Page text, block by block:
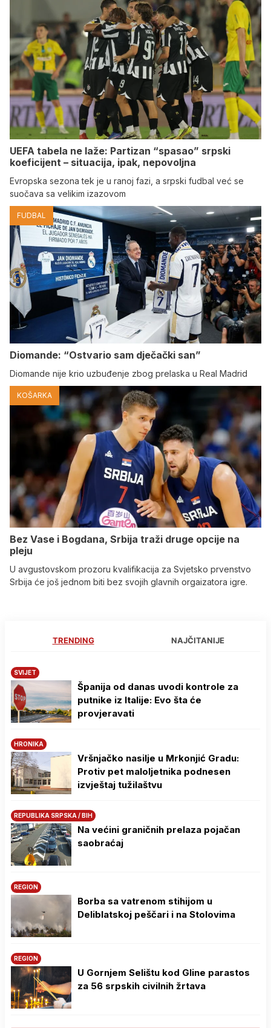
UEFA tabela ne laže: Partizan “spasao” srpski
koeficijent – situacija, ipak, nepovoljna
Evropska sezona tek je u ranoj fazi, a srpski fudbal već se
suočava sa velikim izazovom
FUDBAL
Diomande: “Ostvario sam dječački san”
Diomande nije krio uzbuđenje zbog prelaska u Real Madrid
KOŠARKA
Bez Vase i Bogdana, Srbija traži druge opcije na
pleju
U avgustovskom prozoru kvalifikacija za Svjetsko prvenstvo
Srbija će još jednom biti bez svojih glavnih orgaizatora igre.
TRENDING NAJČITANIJE
SVIJET
Španija od danas uvodi kontrole za
putnike iz Italije: Evo šta će
provjeravati
HRONIKA
Vršnjačko nasilje u Mrkonjić Gradu:
Protiv pet maloljetnika podnesen
izvještaj tužilaštvu
REPUBLIKA SRPSKA / BIH
Na većini graničnih prelaza pojačan
saobraćaj
REGION
Borba sa vatrenom stihijom u
Deliblatskoj peščari i na Stolovima
REGION
U Gornjem Selištu kod Gline parastos
za 56 srpskih civilnih žrtava